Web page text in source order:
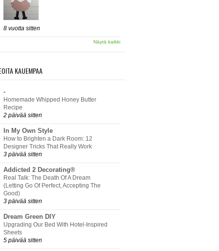
8 vuotta sitten
Näytä kaikki
KAUEMPAA
-
Homemade Whipped Honey Butter
Recipe
2 päivää sitten
In My Own Style
How to Brighten a Dark Room: 12
Designer Tricks That Really Work
3 päivää sitten
Addicted 2 Decorating®
Real Talk: The Death Of A Dream
(Letting Go Of Perfect, Accepting The
Good)
3 päivää sitten
Dream Green DIY
Upgrading Our Bed With Hotel-Inspired
Sheets
5 päivää sitten